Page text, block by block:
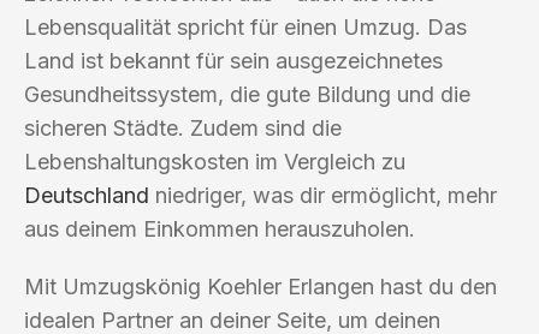
Lebensqualität spricht für einen Umzug. Das
Land ist bekannt für sein ausgezeichnetes
Gesundheitssystem, die gute Bildung und die
sicheren Städte. Zudem sind die
Lebenshaltungskosten im Vergleich zu
Deutschland niedriger, was dir ermöglicht, mehr
aus deinem Einkommen herauszuholen.
Mit Umzugskönig Koehler Erlangen hast du den
idealen Partner an deiner Seite, um deinen